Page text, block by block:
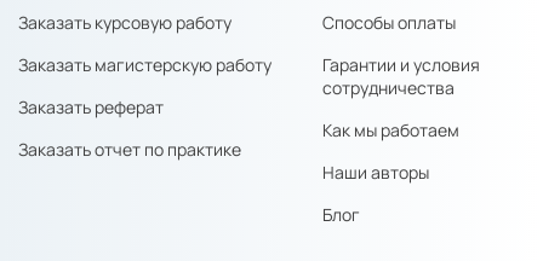
Заказать курсовую работу
Заказать магистерскую работу
Заказать реферат
Заказать отчет по практике
Способы оплаты
Гарантии и условия
сотрудничества
Как мы работаем
Наши авторы
Блог